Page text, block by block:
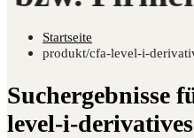
Startseite
produkt/cfa-level-i-
Suchergebnisse
level-i-